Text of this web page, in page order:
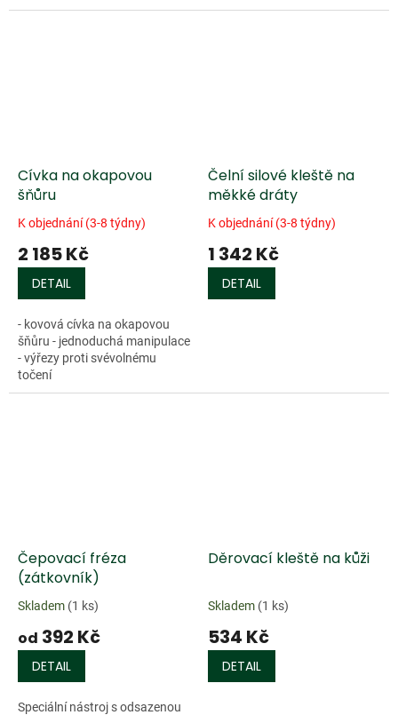
Cívka na okapovou
šňůru
K objednání (3-8 týdny)
2 185 Kč
DETAIL
- kovová cívka na okapovou
šňůru - jednoduchá manipulace
- výřezy proti svévolnému
točení
Čelní silové kleště na
měkké dráty
K objednání (3-8 týdny)
1 342 Kč
DETAIL
Čepovací fréza
(zátkovník)
Skladem (1 ks)
od 392 Kč
DETAIL
Speciální nástroj s odsazenou
Děrovací kleště na kůži
Skladem (1 ks)
534 Kč
DETAIL